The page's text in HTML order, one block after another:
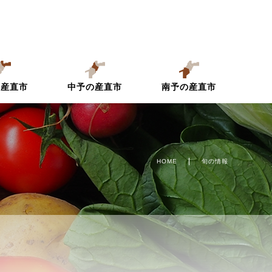
直市 中予の産直市 南予の産直市
HOME 旬の情報